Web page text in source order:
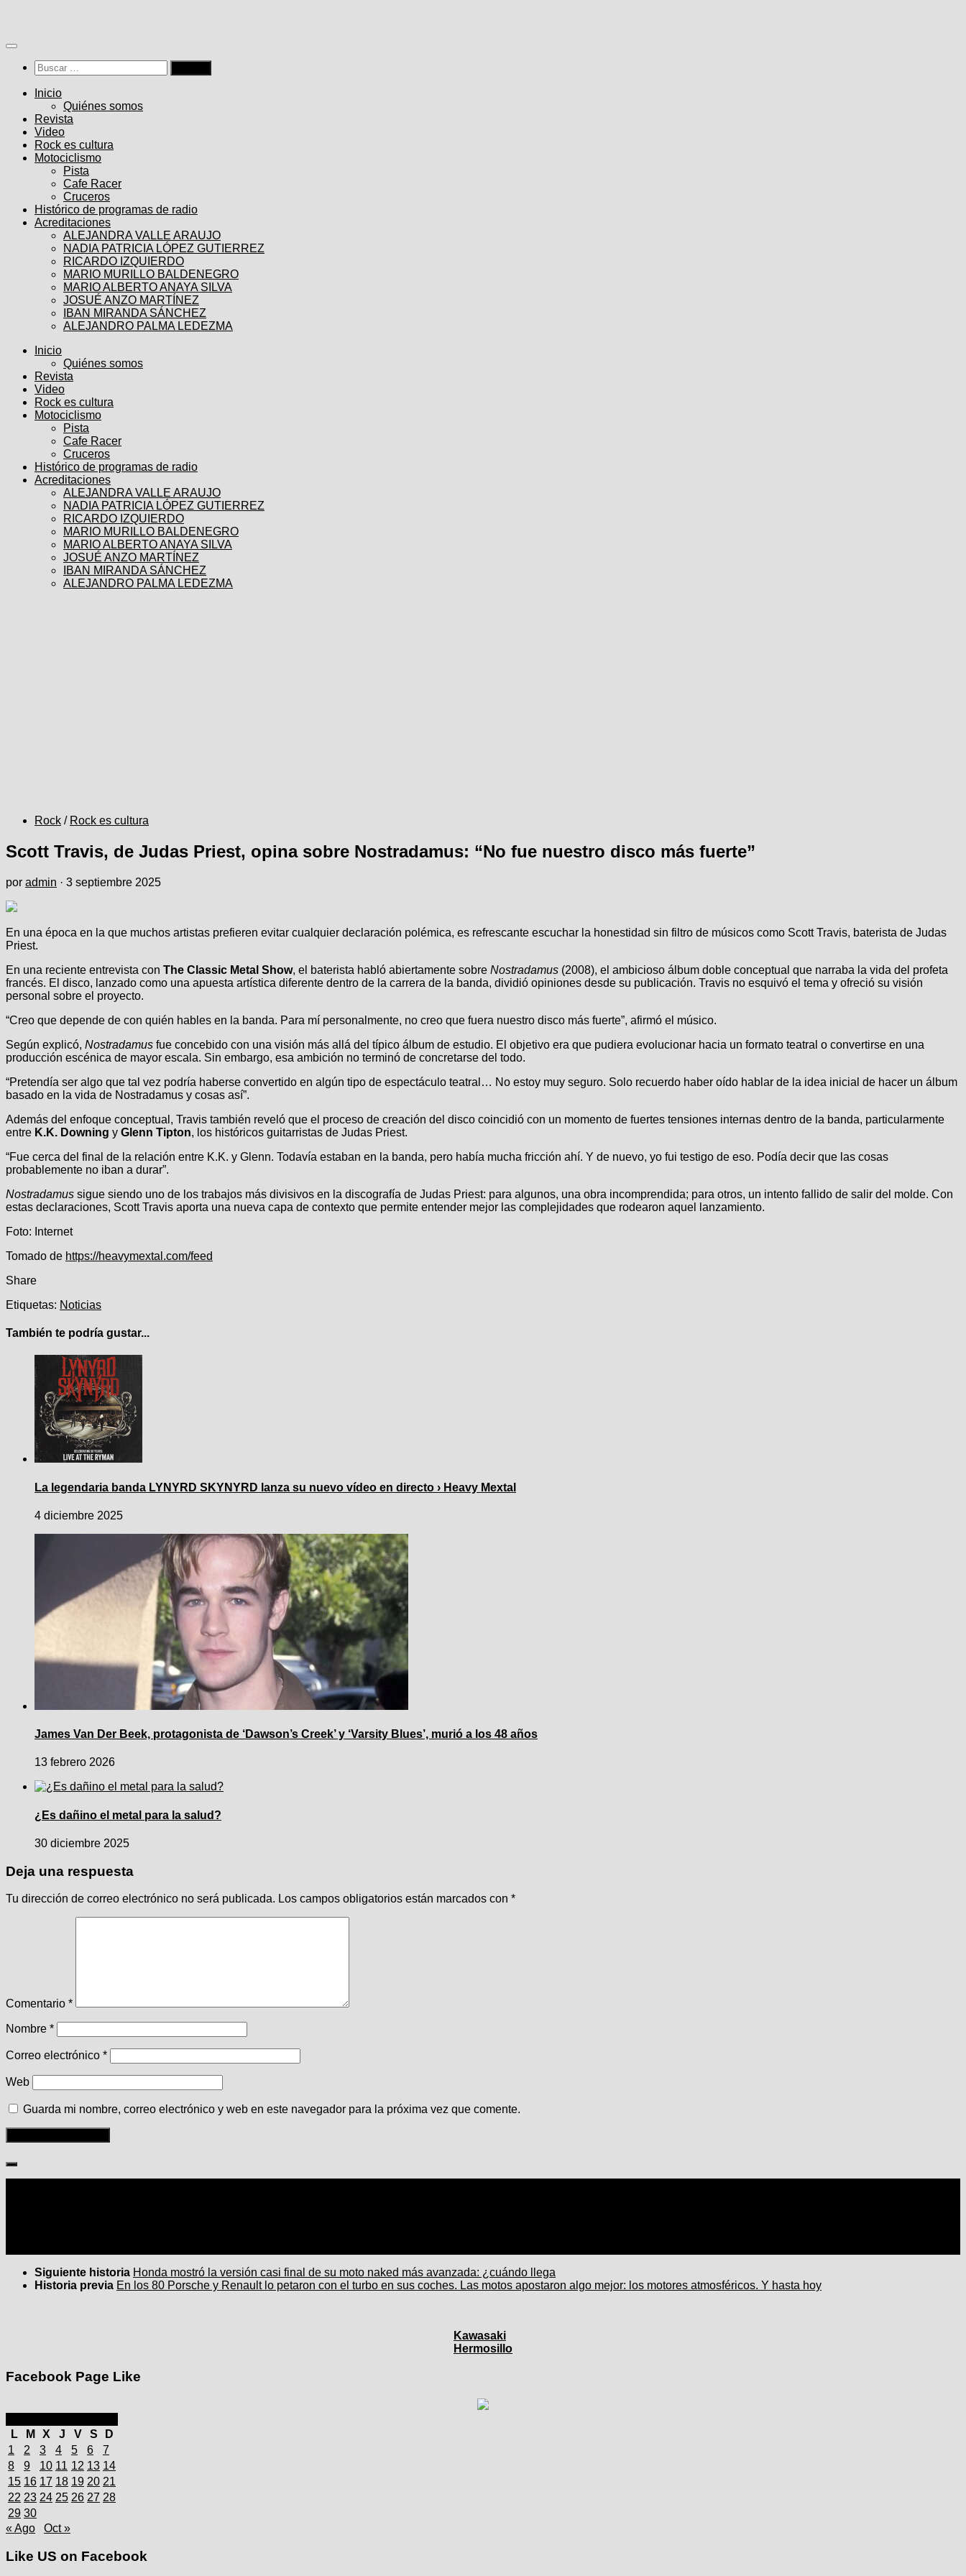
contenido
Buscar:
Inicio
Quiénes somos
Revista
Video
Rock es cultura
Motociclismo
Pista
Cafe Racer
Cruceros
Histórico de programas de radio
Acreditaciones
ALEJANDRA VALLE ARAUJO
NADIA PATRICIA LÓPEZ GUTIERREZ
RICARDO IZQUIERDO
MARIO MURILLO BALDENEGRO
MARIO ALBERTO ANAYA SILVA
JOSUÉ ANZO MARTÍNEZ
IBAN MIRANDA SÁNCHEZ
ALEJANDRO PALMA LEDEZMA
Inicio
Quiénes somos
Revista
Video
Rock es cultura
Motociclismo
Pista
Cafe Racer
Cruceros
Histórico de programas de radio
Acreditaciones
ALEJANDRA VALLE ARAUJO
NADIA PATRICIA LÓPEZ GUTIERREZ
RICARDO IZQUIERDO
MARIO MURILLO BALDENEGRO
MARIO ALBERTO ANAYA SILVA
JOSUÉ ANZO MARTÍNEZ
IBAN MIRANDA SÁNCHEZ
ALEJANDRO PALMA LEDEZMA
Rock / Rock es cultura
Scott Travis, de Judas Priest, opina sobre Nostradamus: “No fue nuestro disco más fuerte”
por admin · 3 septiembre 2025
En una época en la que muchos artistas prefieren evitar cualquier declaración polémica, es refrescante escuchar la honestidad sin filtro de músicos como Scott Travis, baterista de Judas
Priest.
En una reciente entrevista con The Classic Metal Show, el baterista habló abiertamente sobre Nostradamus (2008), el ambicioso álbum doble conceptual que narraba la vida del profeta
francés. El disco, lanzado como una apuesta artística diferente dentro de la carrera de la banda, dividió opiniones desde su publicación. Travis no esquivó el tema y ofreció su visión
personal sobre el proyecto.
“Creo que depende de con quién hables en la banda. Para mí personalmente, no creo que fuera nuestro disco más fuerte”, afirmó el músico.
Según explicó, Nostradamus fue concebido con una visión más allá del típico álbum de estudio. El objetivo era que pudiera evolucionar hacia un formato teatral o convertirse en una
producción escénica de mayor escala. Sin embargo, esa ambición no terminó de concretarse del todo.
“Pretendía ser algo que tal vez podría haberse convertido en algún tipo de espectáculo teatral… No estoy muy seguro. Solo recuerdo haber oído hablar de la idea inicial de hacer un álbum
basado en la vida de Nostradamus y cosas así”.
Además del enfoque conceptual, Travis también reveló que el proceso de creación del disco coincidió con un momento de fuertes tensiones internas dentro de la banda, particularmente
entre K.K. Downing y Glenn Tipton, los históricos guitarristas de Judas Priest.
“Fue cerca del final de la relación entre K.K. y Glenn. Todavía estaban en la banda, pero había mucha fricción ahí. Y de nuevo, yo fui testigo de eso. Podía decir que las cosas
probablemente no iban a durar”.
Nostradamus sigue siendo uno de los trabajos más divisivos en la discografía de Judas Priest: para algunos, una obra incomprendida; para otros, un intento fallido de salir del molde. Con
estas declaraciones, Scott Travis aporta una nueva capa de contexto que permite entender mejor las complejidades que rodearon aquel lanzamiento.
Foto: Internet
Tomado de https://heavymextal.com/feed
Share
Etiquetas: Noticias
También te podría gustar...
La legendaria banda LYNYRD SKYNYRD lanza su nuevo vídeo en directo › Heavy Mextal
4 diciembre 2025
James Van Der Beek, protagonista de ‘Dawson’s Creek’ y ‘Varsity Blues’, murió a los 48 años
13 febrero 2026
¿Es dañino el metal para la salud?
30 diciembre 2025
Deja una respuesta
Tu dirección de correo electrónico no será publicada. Los campos obligatorios están marcados con *
Comentario *
Nombre *
Correo electrónico *
Web
Guarda mi nombre, correo electrónico y web en este navegador para la próxima vez que comente.
Siguiente historia Honda mostró la versión casi final de su moto naked más avanzada: ¿cuándo llega
Historia previa En los 80 Porsche y Renault lo petaron con el turbo en sus coches. Las motos apostaron algo mejor: los motores atmosféricos. Y hasta hoy
Kawasaki
Hermosillo
Facebook Page Like
L
M X J V S
D
1
2 3 4 5 6
7
8
9 10 11 12 13 14
15 16 17 18 19 20 21
22 23 24 25 26 27 28
29 30
« Ago
Oct »
Like US on Facebook